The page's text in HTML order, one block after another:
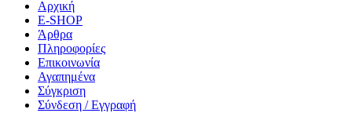
Αρχική
E-SHOP
Άρθρα
Πληροφορίες
Επικοινωνία
Αγαπημένα
Σύγκριση
Σύνδεση / Εγγραφή